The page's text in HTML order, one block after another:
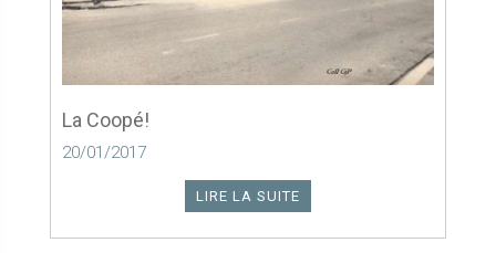
La Coopé!
20/01/2017
LIRE LA SUITE